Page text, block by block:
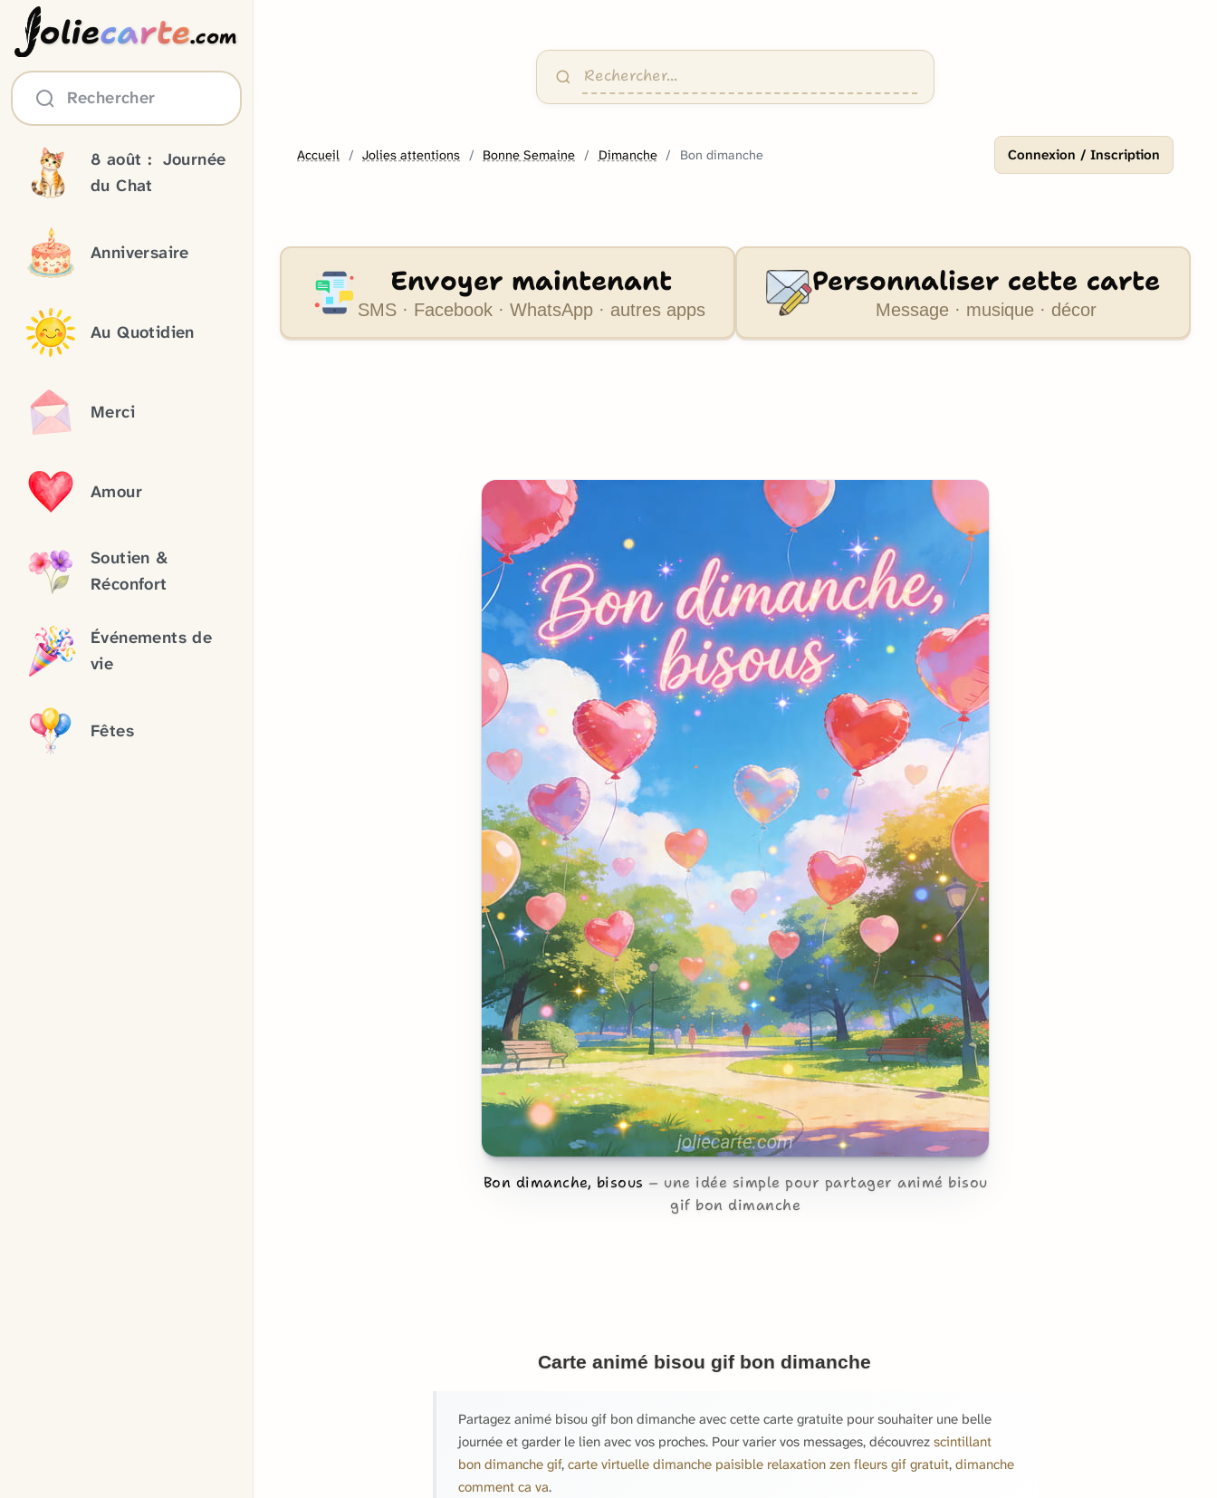
oliecarte.com
Rechercher
8 août : Journée
du Chat
Anniversaire
Au Quotidien
Merci
Amour
Soutien &
Réconfort
Événements de
vie
Fêtes
Accueil Jolies attentions Bonne Semaine Dimanche Bon dimanche Connexion / Inscription
Envoyer maintenant
SMS · Facebook · WhatsApp · autres apps
Personnaliser cette carte
Message · musique · décor
Bon dimanche, bisous
une idée simple pour partager animé bisou
gif bon dimanche
Carte animé bisou gif bon dimanche
Partagez animé bisou gif bon dimanche avec cette carte gratuite pour souhaiter une belle
journée et garder le lien avec vos proches. Pour varier vos messages, découvrez scintillant
bon dimanche gif, carte virtuelle dimanche paisible relaxation zen fleurs gif gratuit, dimanche
comment ca va.